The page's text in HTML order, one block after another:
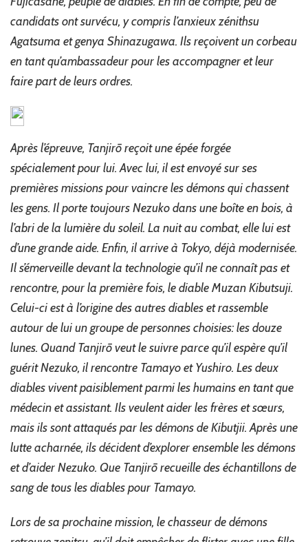
candidats ont survécu, y compris l’anxieux zénithsu
Agatsuma et genya Shinazugawa. Ils reçoivent un corbeau
en tant qu’ambassadeur pour les accompagner et leur
faire part de leurs ordres.
Après l’épreuve, Tanjirō reçoit une épée forgée
spécialement pour lui. Avec lui, il est envoyé sur ses
premières missions pour vaincre les démons qui chassent
les gens. Il porte toujours Nezuko dans une boîte en bois, à
l’abri de la lumière du soleil. La nuit au combat, elle lui est
d’une grande aide. Enfin, il arrive à Tokyo, déjà modernisée.
Il s’émerveille devant la technologie qu’il ne connaît pas et
rencontre, pour la première fois, le diable Muzan Kibutsuji.
Celui-ci est à l’origine des autres diables et rassemble
autour de lui un groupe de personnes choisies: les douze
lunes. Quand Tanjirō veut le suivre parce qu’il espère qu’il
guérit Nezuko, il rencontre Tamayo et Yushiro. Les deux
diables vivent paisiblement parmi les humains en tant que
médecin et assistant. Ils veulent aider les frères et sœurs,
mais ils sont attaqués par les démons de Kibutjii. Après une
lutte acharnée, ils décident d’explorer ensemble les démons
et d’aider Nezuko. Que Tanjirō recueille des échantillons de
sang de tous les diables pour Tamayo.
Lors de sa prochaine mission, le chasseur de démons